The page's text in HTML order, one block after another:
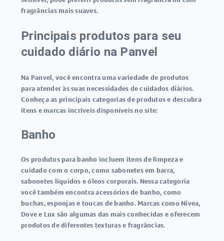
fragrâncias mais suaves.
Principais produtos para seu
cuidado diário na Panvel
Na Panvel, você encontra uma variedade de produtos
para atender às suas necessidades de cuidados diários.
Conheça as principais categorias de produtos e descubra
itens e marcas incríveis disponíveis no site:
Banho
Os produtos para banho incluem itens de limpeza e
cuidado com o corpo, como sabonetes em barra,
sabonetes líquidos e óleos corporais. Nessa categoria
você também encontra acessórios de banho, como
buchas, esponjas e toucas de banho. Marcas como Nivea,
Dove e Lux são algumas das mais conhecidas e oferecem
produtos de diferentes texturas e fragrâncias.